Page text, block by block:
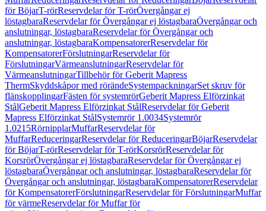
för BöjarT-rörReservdelar för T-rörÖvergångar ej
löstagbaraReservdelar för Övergångar ej löstagbaraÖvergångar och
anslutningar, löstagbaraReservdelar för Övergångar och
anslutningar, löstagbaraKompensatorerReservdelar för
KompensatorerFörslutningarReservdelar för
FörslutningarVärmeanslutningarReservdelar för
VärmeanslutningarTillbehör för Geberit Mapress
ThermSkyddskåpor med rörändeSystempackningarSet skruv för
flänskopplingarFästen för systemrörGeberit Mapress Elförzinkat
StålGeberit Mapress Elförzinkat StålReservdelar för Geberit
Mapress Elförzinkat StålSystemrör 1.0034Systemrör
1.0215RörnipplarMuffarReservdelar för
MuffarReduceringarReservdelar för ReduceringarBöjarReservdelar
för BöjarT-rörReservdelar för T-rörKorsrörReservdelar för
KorsrörÖvergångar ej löstagbaraReservdelar för Övergångar ej
löstagbaraÖvergångar och anslutningar, löstagbaraReservdelar för
Övergångar och anslutningar, löstagbaraKompensatorerReservdelar
för KompensatorerFörslutningarReservdelar för FörslutningarMuffar
för värmeReservdelar för Muffar för